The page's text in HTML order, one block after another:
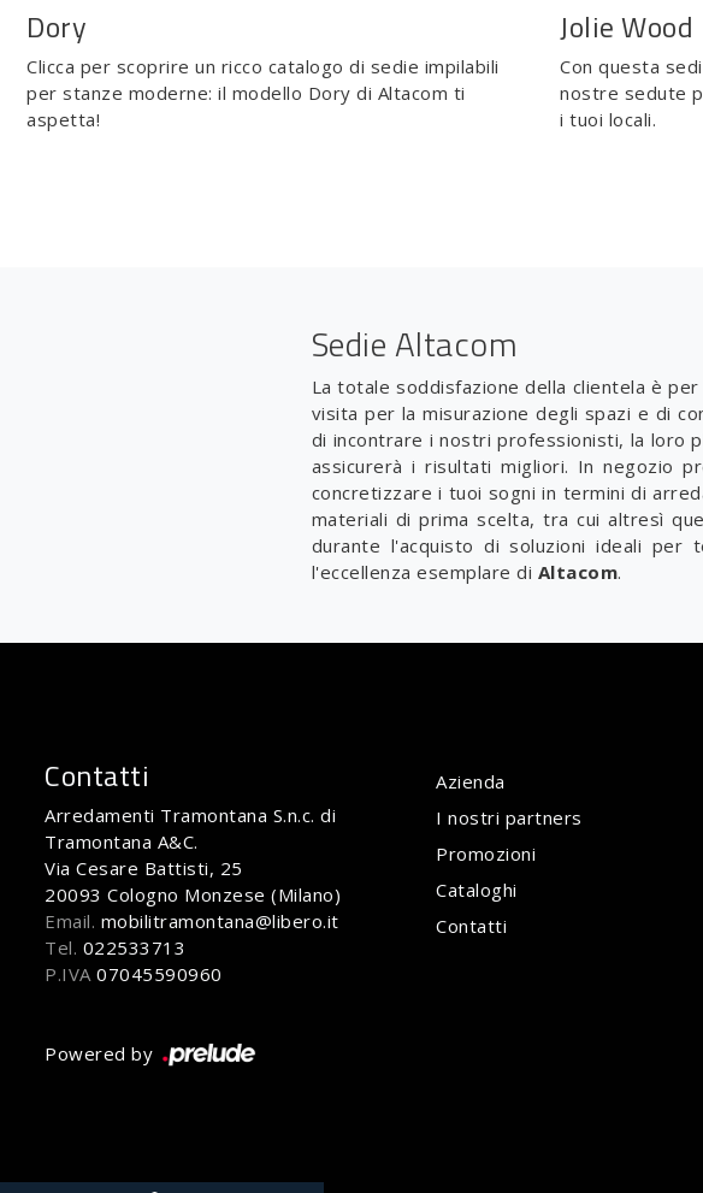
Dory
Clicca per scoprire un ricco catalogo di sedie impilabili
per stanze moderne: il modello Dory di Altacom ti
aspetta!
Jolie Wood
Con questa
nostre sedute
i tuoi locali.
Sedie Altacom
La totale soddisfazione della clientela è
visita per la misurazione degli spazi e di
di incontrare i nostri professionisti, la loro
assicurerà i risultati migliori. In negozio
concretizzare i tuoi sogni in termini di
materiali di prima scelta, tra cui altresì
durante l'acquisto di soluzioni ideali per
l'eccellenza esemplare di Altacom.
Contatti
Arredamenti Tramontana S.n.c. di
Tramontana A&C.
Via Cesare Battisti, 25
20093 Cologno Monzese (Milano)
Email. mobilitramontana@libero.it
Tel. 022533713
P.IVA 07045590960
Azienda
I nostri partners
Promozioni
Cataloghi
Contatti
Powered by